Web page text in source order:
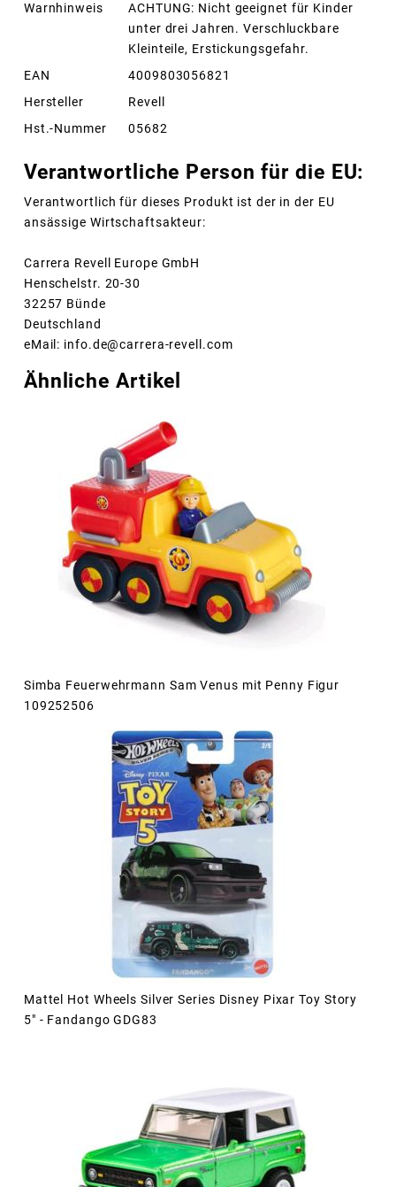
Warnhinweis
ACHTUNG: Nicht geeignet für Kinder
unter drei Jahren. Verschluckbare
Kleinteile, Erstickungsgefahr.
EAN
4009803056821
Hersteller
Revell
Hst.-Nummer
05682
Verantwortliche Person für die EU:
Verantwortlich für dieses Produkt ist der in der EU
ansässige Wirtschaftsakteur:
Carrera Revell Europe GmbH
Henschelstr. 20-30
32257 Bünde
Deutschland
eMail: info.de@carrera-revell.com
Ähnliche Artikel
Simba Feuerwehrmann Sam Venus mit Penny Figur
109252506
Mattel Hot Wheels Silver Series Disney Pixar Toy Story
5" - Fandango GDG83